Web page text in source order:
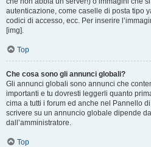
autenticazione, come caselle di posta tipo
codici di accesso, ecc. Per inserire
[img].
Top
Che cosa sono gli annunci globali?
Gli annunci globali sono annunci che
importanti e tu dovresti leggerli quanto
cima a tutti i forum ed anche nel Pannello
scrivere su un annuncio globale dipende
dall’amministratore.
Top